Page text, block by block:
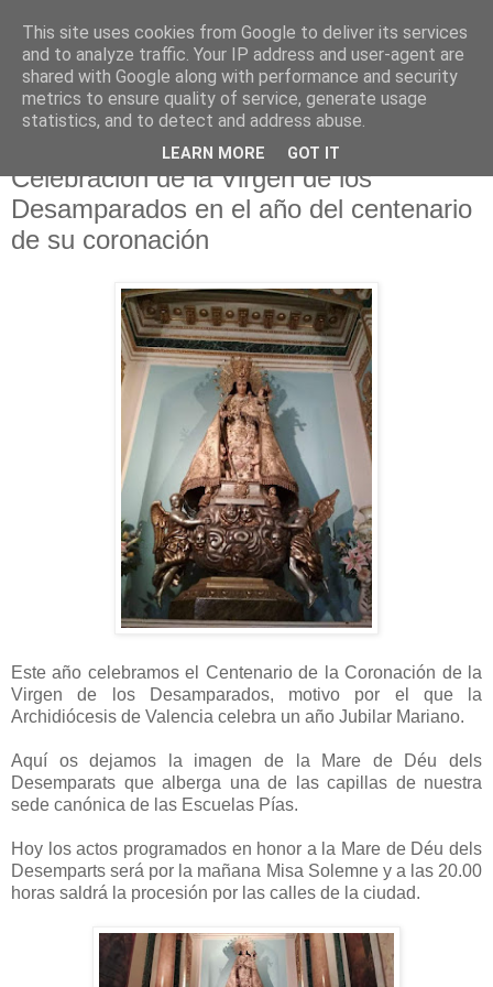
Hermandad de la
Santísima Cruz
Celebración de la Virgen de los
Desamparados en el año del centenario
de su coronación
Este año celebramos el Centenario de la Coronación de la
Virgen de los Desamparados, motivo por el que la
Archidiócesis de Valencia celebra un año Jubilar Mariano.
Aquí os dejamos la imagen de la Mare de Déu dels
Desemparats que alberga una de las capillas de nuestra
sede canónica de las Escuelas Pías.
Hoy los actos programados en honor a la Mare de Déu dels
Desemparts será por la mañana Misa Solemne y a las 20.00
horas saldrá la procesión por las calles de la ciudad.
This site uses cookies from Google to deliver its services
and to analyze traffic. Your IP address and user-agent are
shared with Google along with performance and security
metrics to ensure quality of service, generate usage
statistics, and to detect and address abuse.
LEARN MORE GOT IT